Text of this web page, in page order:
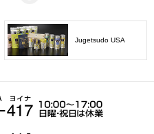
Jugetsudo USA